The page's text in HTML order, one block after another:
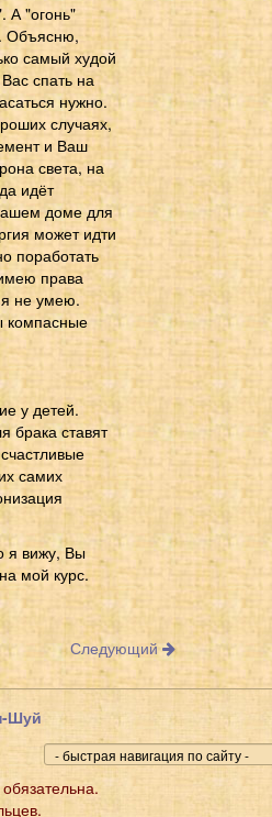
А "огонь"
Объясню,
самый худой
спать на
нужно.
случаях,
и Ваш
света, на
идёт
доме для
может идти
поработать
права
я не умею.
компасные
у детей.
брака ставят
самих
я вижу, Вы
мой курс.
Следующий
Шуй
обязательна.